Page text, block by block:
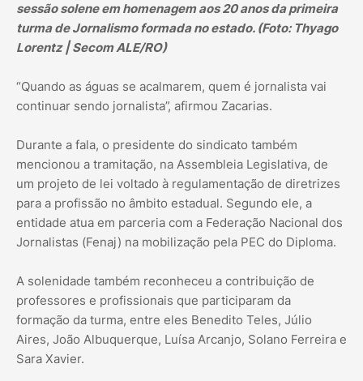
sessão solene em homenagem aos 20 anos da primeira
turma de Jornalismo formada no estado. (Foto: Thyago
Lorentz | Secom ALE/RO)
“Quando as águas se acalmarem, quem é jornalista vai
continuar sendo jornalista”, afirmou Zacarias.
Durante a fala, o presidente do sindicato também
mencionou a tramitação, na Assembleia Legislativa, de
um projeto de lei voltado à regulamentação de diretrizes
para a profissão no âmbito estadual. Segundo ele, a
entidade atua em parceria com a Federação Nacional dos
Jornalistas (Fenaj) na mobilização pela PEC do Diploma.
A solenidade também reconheceu a contribuição de
professores e profissionais que participaram da
formação da turma, entre eles Benedito Teles, Júlio
Aires, João Albuquerque, Luísa Arcanjo, Solano Ferreira e
Sara Xavier.